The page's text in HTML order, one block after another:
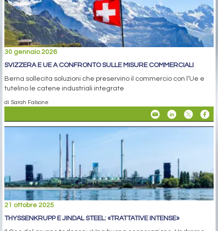
30 gennaio 2026
SVIZZERA E UE A CONFRONTO SULLE MISURE COMMERCIALI
Berna sollecita soluzioni che preservino il commercio con l’Ue e
tutelino le catene industriali integrate
di Sarah Falsone
21 ottobre 2025
THYSSENKRUPP E JINDAL STEEL: «TRATTATIVE INTENSE»